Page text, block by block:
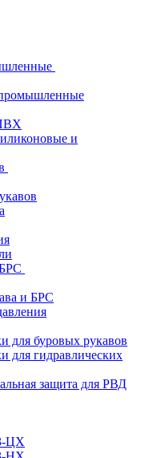
и
и БРС
для буровых рукавов
для гидравлических
защита для РВД
ЦХ